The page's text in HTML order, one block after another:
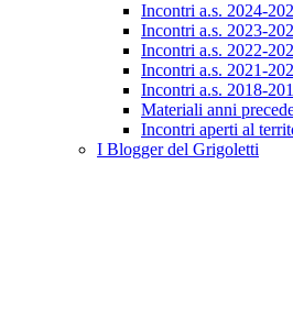
Incontri a.s. 2024-
Incontri a.s. 2023-
Incontri a.s. 2022-
Incontri a.s. 2021-
Incontri a.s. 2018-
Materiali anni
Incontri aperti al
I Blogger del Grigoletti